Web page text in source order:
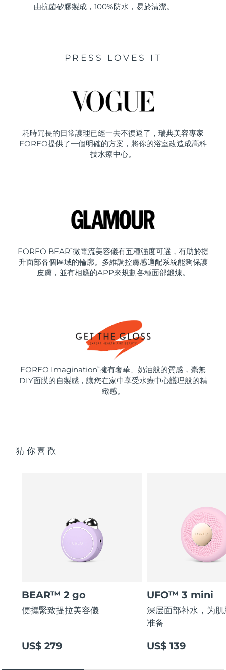
由抗菌矽膠製成，100%防水，易於清潔。
PRESS LOVES IT
耗時冗長的日常護理已經一去不復返了，瑞典美容專家
FOREO提供了一個明確的方案，將你的浴室改造成高科
技水療中心。
FOREO BEAR ™ 微電流美容儀有五種強度可選，有助於提
升面部各個區域的輪廓。多維調控膚感適配系統能夠保護
皮膚，並有相應的APP來規劃各種面部鍛煉。
FOREO Imagination ™ 擁有奢華、奶油般的質感，毫無
DIY面膜的自製感，讓您在家中享受水療中心護理般的精
緻感。
猜你喜歡
BEAR™ 2 go
便攜緊致提拉美容儀
US$ 279
UFO™ 3 mini
深层面部补水，为
准备
US$ 139